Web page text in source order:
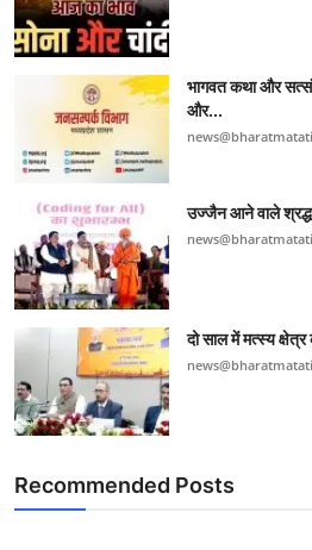
भागवत कथा और
और...
उज्जैन आने वाले
दो साल में मत्स्य
Recommended Posts